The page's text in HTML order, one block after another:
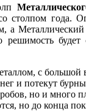
столпом года.
Металлический
решимость
с большой
и потекут
но и много
но до конца